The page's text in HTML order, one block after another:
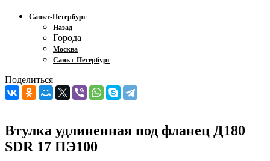
Санкт-Петербург
Назад
Города
Москва
Санкт-Петербург
Поделиться
Втулка удлиненная под фланец Д180
SDR 17 ПЭ100